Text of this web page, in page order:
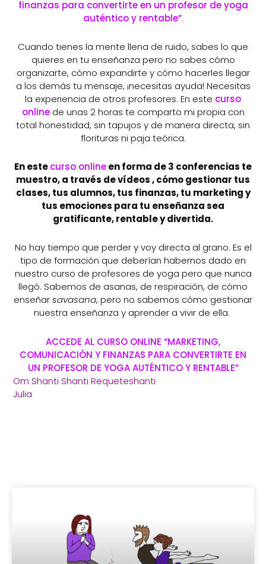
finanzas para convertirte en un profesor de yoga
auténtico y rentable”.
Cuando tienes la mente llena de ruido, sabes lo que
quieres en tu enseñanza pero no sabes cómo
organizarte, cómo expandirte y cómo hacerles llegar
a los demás tu mensaje, ¡necesitas ayuda! Necesitas
la experiencia de otros profesores. En este curso
onlinede unas 2 horas te comparto mi propia con
total honestidad, sin tapujos y de manera directa, sin
florituras ni paja teórica.
En estecurso onlineen forma de 3 conferencias te
muestro, a través de vídeos , cómo gestionar tus
clases, tus alumnos, tus finanzas, tu marketing y
tus emociones para tu enseñanza sea
gratificante, rentable y divertida.
No hay tiempo que perder y voy directa al grano. Es el
tipo de formación que deberían habernos dado en
nuestro curso de profesores de yoga pero que nunca
llegó. Sabemos de asanas, de respiración, de cómo
enseñarsavasana, pero no sabemos cómo gestionar
nuestra enseñanza y aprender a vivir de ella.
ACCEDE AL CURSO ONLINE “MARKETING,
COMUNICACIÓN Y FINANZAS PARA CONVERTIRTE EN
UN PROFESOR DE YOGA AUTÉNTICO Y RENTABLE”
Om Shanti Shanti Requeteshanti
Julia